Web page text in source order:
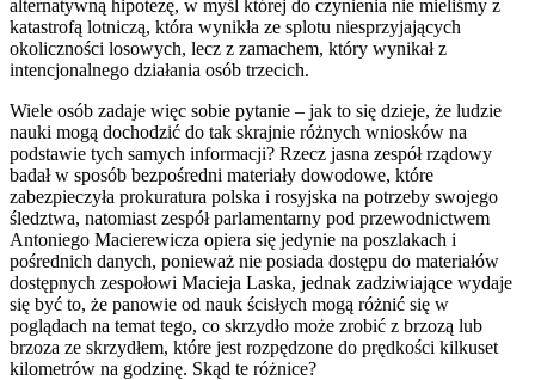
alternatywną hipotezę, w myśl której do czynienia nie mieliśmy z
katastrofą lotniczą, która wynikła ze splotu niesprzyjających
okoliczności losowych, lecz z zamachem, który wynikał z
intencjonalnego działania osób trzecich.
Wiele osób zadaje więc sobie pytanie – jak to się dzieje, że ludzie
nauki mogą dochodzić do tak skrajnie różnych wniosków na
podstawie tych samych informacji? Rzecz jasna zespół rządowy
badał w sposób bezpośredni materiały dowodowe, które
zabezpieczyła prokuratura polska i rosyjska na potrzeby swojego
śledztwa, natomiast zespół parlamentarny pod przewodnictwem
Antoniego Macierewicza opiera się jedynie na poszlakach i
pośrednich danych, ponieważ nie posiada dostępu do materiałów
dostępnych zespołowi Macieja Laska, jednak zadziwiające wydaje
się być to, że panowie od nauk ścisłych mogą różnić się w
poglądach na temat tego, co skrzydło może zrobić z brzozą lub
brzoza ze skrzydłem, które jest rozpędzone do prędkości kilkuset
kilometrów na godzinę. Skąd te różnice?